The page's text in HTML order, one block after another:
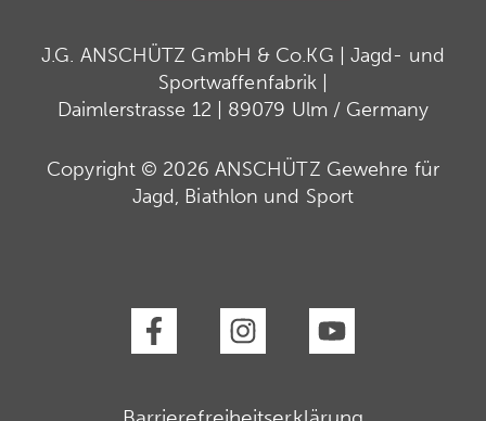
J.G. ANSCHÜTZ GmbH & Co.KG | Jagd- und
Sportwaffenfabrik |
Daimlerstrasse 12 | 89079 Ulm / Germany
Copyright © 2026 ANSCHÜTZ Gewehre für
Jagd, Biathlon und Sport